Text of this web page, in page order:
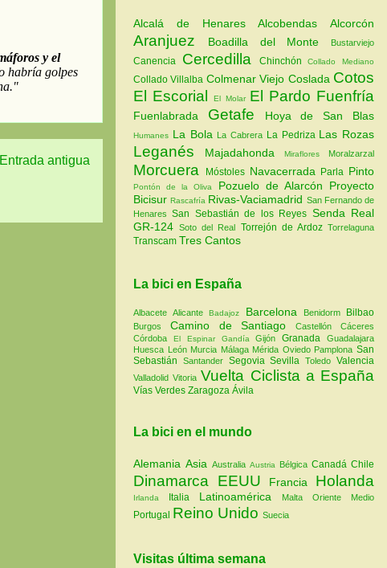
Entrada antigua
Alcalá de HenaresAlcobendas Alcorcón
Aranjuez Boadilla del Monte Bustarviejo
Canencia Cercedilla ChinchónCollado Mediano
Collado Villalba Colmenar Viejo Coslada Cotos
El EscorialEl Molar El Pardo Fuenfría
Fuenlabrada Getafe Hoya de San Blas
Humanes La Bola La Cabrera La Pedriza Las Rozas
Leganés Majadahonda Miraflores Moralzarzal
Morcuera Móstoles Navacerrada Parla Pinto
Pontón de la Oliva Pozuelo de Alarcón Proyecto
BicisurRascafría Rivas-Vaciamadrid San Fernando de
HenaresSan Sebastián de los Reyes Senda Real
GR-124Soto del Real Torrejón de ArdozTorrelaguna
Transcam Tres Cantos
La bici en España
AlbaceteAlicanteBadajoz Barcelona Benidorm Bilbao
Burgos Camino de SantiagoCastellónCáceres
Córdoba El Espinar GandíaGijónGranadaGuadalajara
Huesca León Murcia Málaga Mérida Oviedo PamplonaSan
Sebastián Santander SegoviaSevillaToledoValencia
ValladolidVitoria Vuelta Ciclista a España
Vías Verdes Zaragoza Ávila
La bici en el mundo
Alemania Asia Australia Austria Bélgica Canadá Chile
Dinamarca EEUU Francia Holanda
Irlanda Italia Latinoamérica Malta Oriente Medio
Portugal Reino Unido Suecia
Visitas última semana